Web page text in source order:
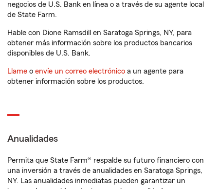
negocios de U.S. Bank en línea o a través de su agente local
de State Farm.
Hable con Dione Ramsdill en Saratoga Springs, NY, para
obtener más información sobre los productos bancarios
disponibles de U.S. Bank.
Llame o envíe un correo electrónico a un agente para
obtener información sobre los productos.
Anualidades
Permita que State Farm® respalde su futuro financiero con
una inversión a través de anualidades en Saratoga Springs,
NY. Las anualidades inmediatas pueden garantizar un